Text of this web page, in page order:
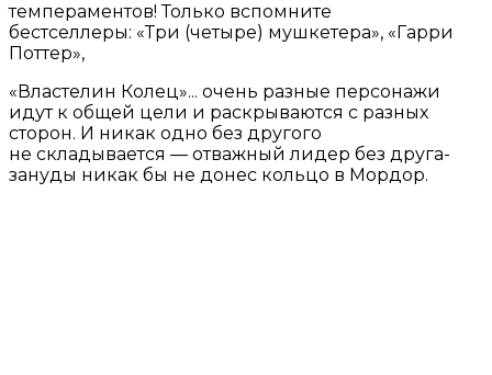
темпераментов! Только вспомните
бестселлеры: «Три (четыре) мушкетера», «Гарри
Поттер»,
«Властелин Колец»... очень разные персонажи
идут к общей цели и раскрываются с разных
сторон. И никак одно без другого
не складывается — отважный лидер без друга-
зануды никак бы не донес кольцо в Мордор.